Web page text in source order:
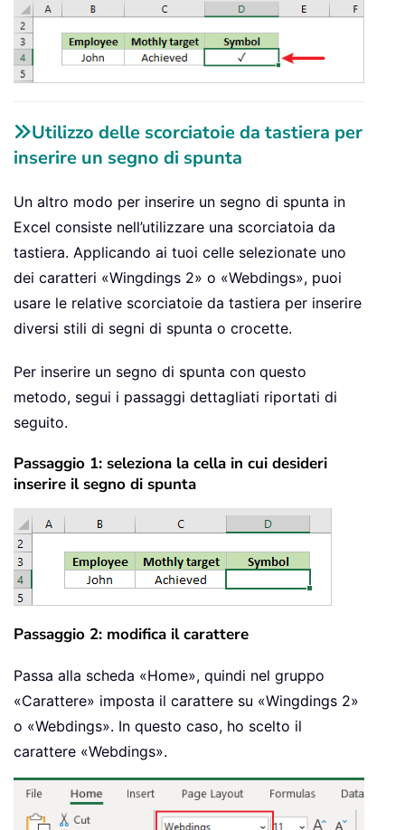
Utilizzo delle scorciatoie da tastiera per
inserire un segno di spunta
Un altro modo per inserire un segno di spunta in
Excel consiste nell’utilizzare una scorciatoia da
tastiera. Applicando ai tuoi celle selezionate uno
dei caratteri «Wingdings 2» o «Webdings», puoi
usare le relative scorciatoie da tastiera per inserire
diversi stili di segni di spunta o crocette.
Per inserire un segno di spunta con questo
metodo, segui i passaggi dettagliati riportati di
seguito.
Passaggio 1: seleziona la cella in cui desideri
inserire il segno di spunta
Passaggio 2: modifica il carattere
Passa alla scheda «Home», quindi nel gruppo
«Carattere» imposta il carattere su «Wingdings 2»
o «Webdings». In questo caso, ho scelto il
carattere «Webdings».